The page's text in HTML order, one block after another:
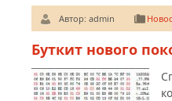
Автор: admin
Буткит нового